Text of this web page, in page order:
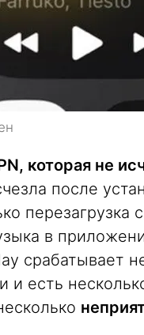
которая не
после
перезагрузка
в
срабатывает
есть